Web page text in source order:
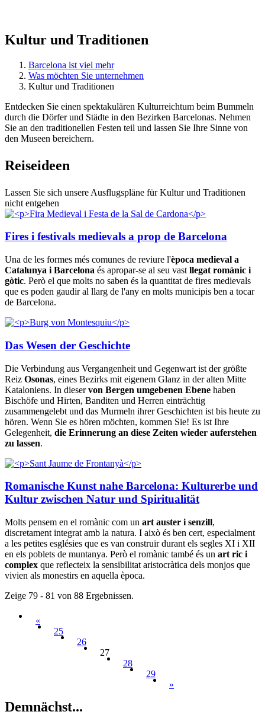
Kultur und Traditionen
Barcelona ist viel mehr
Was möchten Sie unternehmen
Kultur und Traditionen
Entdecken Sie einen spektakulären Kulturreichtum beim Bummeln
durch die Dörfer und Städte in den Bezirken Barcelonas. Nehmen
Sie an den traditionellen Festen teil und lassen Sie Ihre Sinne von
den Museen bereichern.
Reiseideen
Lassen Sie sich unsere Ausflugspläne für Kultur und Traditionen
nicht entgehen
Fires i festivals medievals a prop de Barcelona
Una de les formes més comunes de reviure l'època medieval a
Catalunya i Barcelona és apropar-se al seu vast llegat romànic i
gòtic. Però el que molts no saben és la quantitat de fires medievals
que es poden gaudir al llarg de l'any en molts municipis ben a tocar
de Barcelona.
Das Wesen der Geschichte
Die Verbindung aus Vergangenheit und Gegenwart ist der größte
Reiz Osonas, eines Bezirks mit eigenem Glanz in der alten Mitte
Kataloniens. In dieservon Bergen umgebenen Ebene haben
Bischöfe und Hirten, Banditen und Herren einträchtig
zusammengelebt und das Murmeln ihrer Geschichten ist bis heute zu
hören. Wenn Sie es hören möchten, kommen Sie! Es ist Ihre
Gelegenheit, die Erinnerung an diese Zeiten wieder auferstehen
zu lassen.
Romanische Kunst nahe Barcelona: Kulturerbe und
Kultur zwischen Natur und Spiritualität
Molts pensem en el romànic com un art auster i senzill,
discretament integrat amb la natura. I això és ben cert, especialment
a les petites esglésies que es van construir durant els segles XI i XII
en els poblets de muntanya. Però el romànic també és un art ric i
complex que reflecteix la sensibilitat aristocràtica dels monjos que
vivien als monestirs en aquella època.
Zeige 79 - 81 von 88 Ergebnissen.
«
25
26
27
28
29
»
Demnächst...